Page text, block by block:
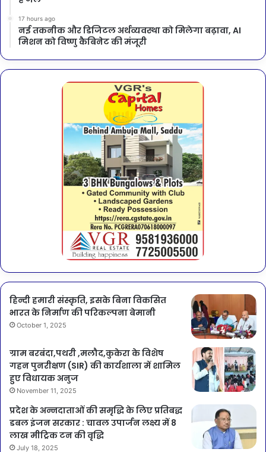
17 hours ago
नई तकनीक और डिजिटल अर्थव्यवस्था को मिलेगा बढ़ावा, AI
मिशन को विष्णु कैबिनेट की मंजूरी
हिन्दी हमारी संस्कृति, इसके बिना विकसित
भारत के निर्माण की परिकल्पना बेमानी
October 1, 2025
ग्राम बरबंदा,पथरी ,मलौद,कुकेरा के विशेष
गहन पुनरीक्षण (SIR) की कार्यशाला में शामिल
हुए विधायक अनुज
November 11, 2025
प्रदेश के अन्नदाताओं की समृद्धि के लिए प्रतिबद्ध
डबल इंजन सरकार : चावल उपार्जन लक्ष्य में 8
लाख मीट्रिक टन की वृद्धि
July 18, 2025